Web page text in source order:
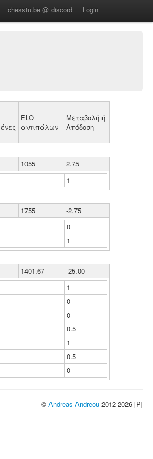
chesstu.be @ discord Login
ELO
αντιπάλων
Μεταβολή ή
Απόδοση
1055
2.75
1
1755
-2.75
0
1
1401.67
-25.00
1
0
0
0.5
1
0.5
0
© Andreas Andreou 2012-2026 [P]